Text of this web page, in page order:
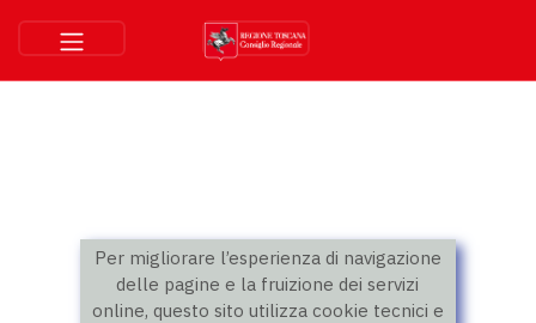
Per migliorare l’esperienza di navigazione
delle pagine e la fruizione dei servizi
online, questo sito utilizza cookie tecnici e